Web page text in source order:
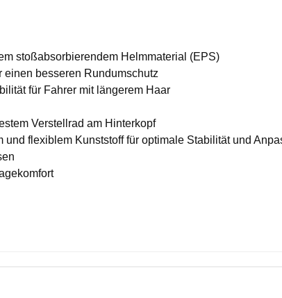
stoßabsorbierendem Helmmaterial (EPS)
einen besseren Rundumschutz
für Fahrer mit längerem Haar
Verstellrad am Hinterkopf
flexiblem Kunststoff für optimale Stabilität und